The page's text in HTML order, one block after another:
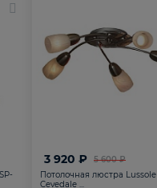
5 600 ₽
3 920 ₽
Потолочная люстра Lussole
Cevedale ...